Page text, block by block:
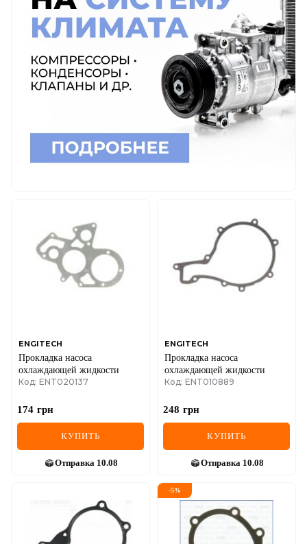
ENGITECH
Прокладка насоса
охлаждающей жидкости
Код: ENT020137
174 грн
КУПИТЬ
Отправка 10.08
ENGITECH
Прокладка насоса
охлаждающей жидкости
Код: ENT010889
248 грн
КУПИТЬ
Отправка 10.08
-5%